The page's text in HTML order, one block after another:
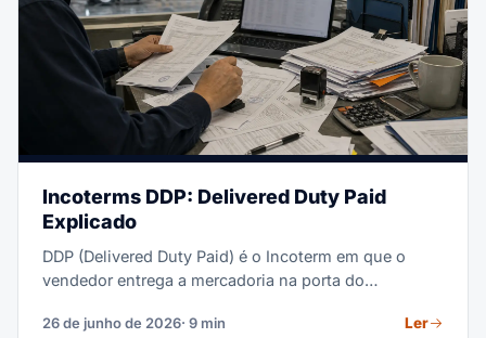
Incoterms DDP: Delivered Duty Paid
Explicado
DDP (Delivered Duty Paid) é o Incoterm em que o
vendedor entrega a mercadoria na porta do
importação, os impostos e os tributos. O comprador
26 de junho de 2026· 9 min Ler